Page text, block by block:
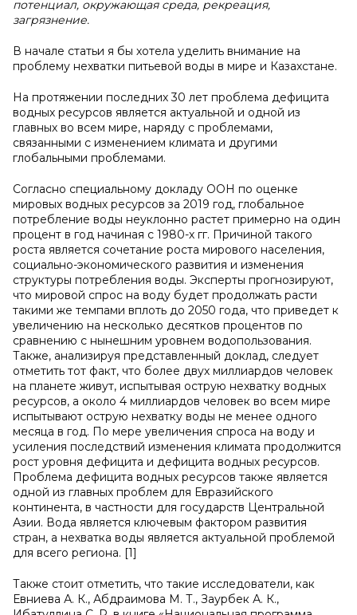
потенциал, окружающая среда, рекреация,
загрязнение.
В начале статьи я бы хотела уделить внимание на
проблему нехватки питьевой воды в мире и Казахстане.
На протяжении последних 30 лет проблема дефицита
водных ресурсов является актуальной и одной из
главных во всем мире, наряду с проблемами,
связанными с изменением климата и другими
глобальными проблемами.
Согласно специальному докладу ООН по оценке
мировых водных ресурсов за 2019 год, глобальное
потребление воды неуклонно растет примерно на один
процент в год начиная с 1980-х гг. Причиной такого
роста является сочетание роста мирового населения,
социально-экономического развития и изменения
структуры потребления воды. Эксперты прогнозируют,
что мировой спрос на воду будет продолжать расти
такими же темпами вплоть до 2050 года, что приведет к
увеличению на несколько десятков процентов по
сравнению с нынешним уровнем водопользования.
Также, анализируя представленный доклад, следует
отметить тот факт, что более двух миллиардов человек
на планете живут, испытывая острую нехватку водных
ресурсов, а около 4 миллиардов человек во всем мире
испытывают острую нехватку воды не менее одного
месяца в год. По мере увеличения спроса на воду и
усиления последствий изменения климата продолжится
рост уровня дефицита и дефицита водных ресурсов.
Проблема дефицита водных ресурсов также является
одной из главных проблем для Евразийского
континента, в частности для государств Центральной
Азии. Вода является ключевым фактором развития
стран, а нехватка воды является актуальной проблемой
для всего региона. [1]
Также стоит отметить, что такие исследователи, как
Евниева А. К., Абдраимова М. Т., Заурбек А. К.,